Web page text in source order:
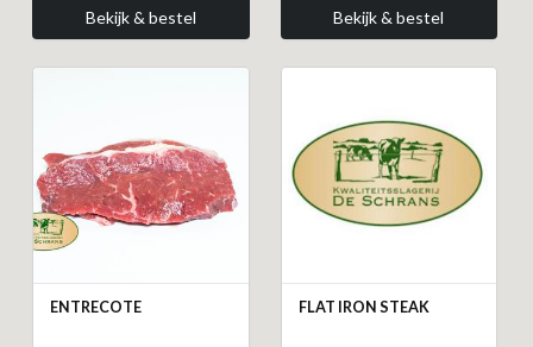
Bekijk & bestel Bekijk & bestel
ENTRECOTE FLAT IRON STEAK